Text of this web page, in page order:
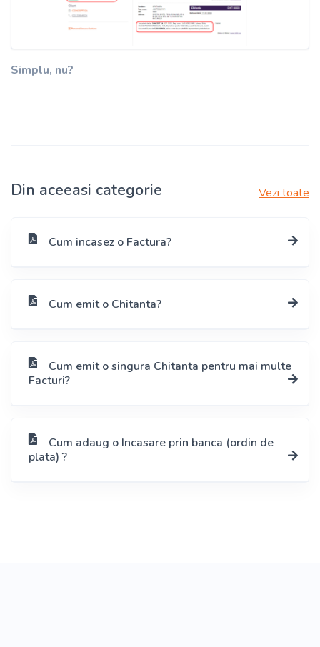
Simplu, nu?
Din aceeasi categorie Vezi toate
Cum incasez o Factura?
Cum emit o Chitanta?
Cum emit o singura Chitanta pentru mai multe
Facturi?
Cum adaug o Incasare prin banca (ordin de
plata) ?